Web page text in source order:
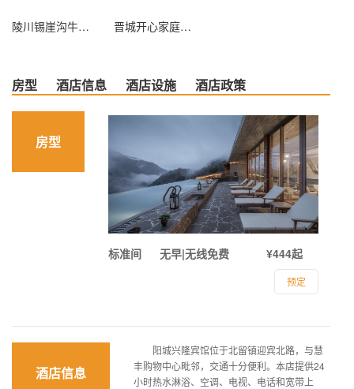
陵川锡崖沟牛家客栈 晋城开心家庭短租公寓
房型 酒店信息 酒店设施 酒店政策
房型
标准间 ¥444起
无早|无线免费
预定
酒店信息
阳城兴隆宾馆位于北留镇迎宾北路，与慧
丰购物中心毗邻，交通十分便利。本店提供24
小时热水淋浴、空调、电视、电话和宽带上